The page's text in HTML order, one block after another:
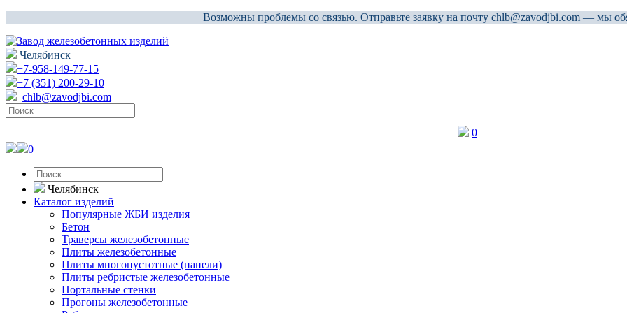
Возможны проблемы со связью. Отправьте заявку на почту chlb@zavodjbi.com — мы
Челябинск
+7-958-149-77-15
+7 (351) 200-29-10
chlb@zavodjbi.com
0
0
Челябинск
Каталог изделий
Популярные ЖБИ изделия
Бетон
Траверсы железобетонные
Плиты железобетонные
Плиты многопустотные (панели)
Плиты ребристые железобетонные
Портальные стенки
Прогоны железобетонные